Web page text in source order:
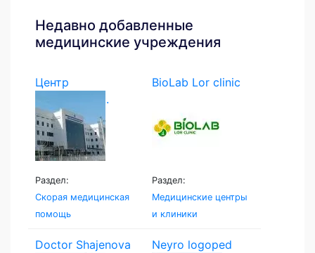
Недавно добавленные
медицинские учреждения
Центр
экстренной...
Раздел:
Скорая медицинская
помощь
BioLab Lor clinic
Раздел:
Медицинские центры
и клиники
Doctor Shajenova Neyro logoped